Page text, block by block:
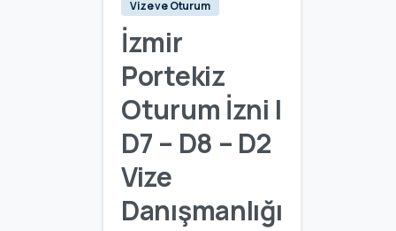
Vize ve Oturum
İzmir
Portekiz
Oturum İzni |
D7 – D8 – D2
Vize
Danışmanlığı